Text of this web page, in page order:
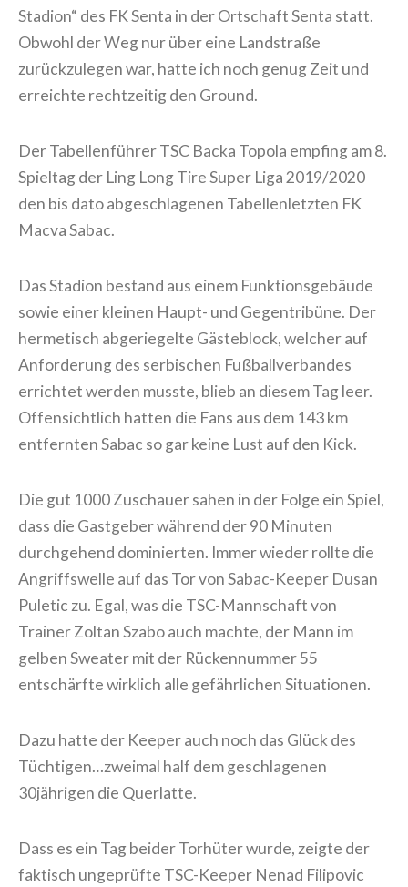
Stadion“ des FK Senta in der Ortschaft Senta statt.
Obwohl der Weg nur über eine Landstraße
zurückzulegen war, hatte ich noch genug Zeit und
erreichte rechtzeitig den Ground.
Der Tabellenführer TSC Backa Topola empfing am 8.
Spieltag der Ling Long Tire Super Liga 2019/2020
den bis dato abgeschlagenen Tabellenletzten FK
Macva Sabac.
Das Stadion bestand aus einem Funktionsgebäude
sowie einer kleinen Haupt- und Gegentribüne. Der
hermetisch abgeriegelte Gästeblock, welcher auf
Anforderung des serbischen Fußballverbandes
errichtet werden musste, blieb an diesem Tag leer.
Offensichtlich hatten die Fans aus dem 143 km
entfernten Sabac so gar keine Lust auf den Kick.
Die gut 1000 Zuschauer sahen in der Folge ein Spiel,
dass die Gastgeber während der 90 Minuten
durchgehend dominierten. Immer wieder rollte die
Angriffswelle auf das Tor von Sabac-Keeper Dusan
Puletic zu. Egal, was die TSC-Mannschaft von
Trainer Zoltan Szabo auch machte, der Mann im
gelben Sweater mit der Rückennummer 55
entschärfte wirklich alle gefährlichen Situationen.
Dazu hatte der Keeper auch noch das Glück des
Tüchtigen…zweimal half dem geschlagenen
30jährigen die Querlatte.
Dass es ein Tag beider Torhüter wurde, zeigte der
faktisch ungeprüfte TSC-Keeper Nenad Filipovic